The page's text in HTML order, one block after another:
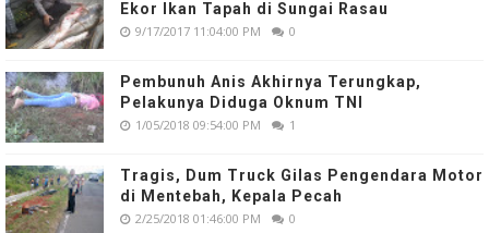
Ekor Ikan Tapah di Sungai Rasau
9/17/2017 11:04:00 PM 0
Pembunuh Anis Akhirnya Terungkap,
Pelakunya Diduga Oknum TNI
1/05/2018 09:54:00 PM 1
Tragis, Dum Truck Gilas Pengendara Motor
di Mentebah, Kepala Pecah
2/25/2018 01:46:00 PM 0